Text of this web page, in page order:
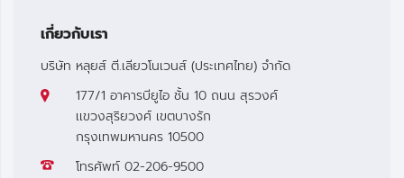
เกี่ยวกับเรา
บริษัท หลุยส์ ตี.เลียวโนเวนส์ (ประเทศไทย) จำกัด
177/1 อาคารบียูไอ ชั้น 10 ถนน สุรวงศ์
เเขวงสุริยวงศ์ เขตบางรัก
กรุงเทพมหานคร 10500
โทรศัพท์ 02-206-9500